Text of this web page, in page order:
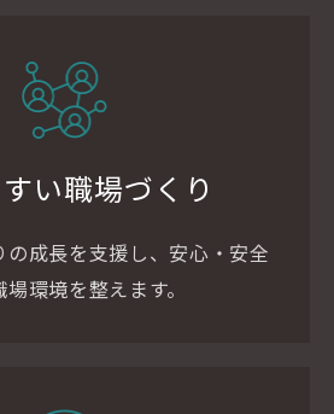
い職場づくり
成長を支援し、安心・安全
環境を整えます。